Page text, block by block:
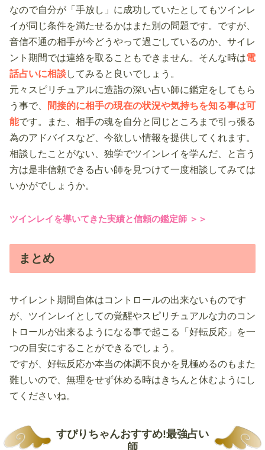
なので自分が「手放し」に成功していたとしてもツインレ
イが同じ条件を満たせるかはまた別の問題です。ですが、
音信不通の相手が今どうやって過ごしているのか、サイレ
ント期間では連絡を取ることもできません。そんな時は電
話占いに相談してみると良いでしょう。
元々スピリチュアルに造詣の深い占い師に鑑定をしてもら
う事で、
間接的に相手の現在の状況や気持ちを知る事は可
能です。また、相手の魂を自分と同じところまで引っ張る
為のアドバイスなど、今欲しい情報を提供してくれます。
相談したことがない、独学でツインレイを学んだ、と言う
方は是非信頼できる占い師を見つけて一度相談してみては
いかがでしょうか。
ツインレイを導いてきた実績と信頼の鑑定師 ＞＞
まとめ
サイレント期間自体はコントロールの出来ないものです
が、ツインレイとしての覚醒やスピリチュアルな力のコン
トロールが出来るようになる事で起こる「好転反応」を一
つの目安にすることができるでしょう。
ですが、好転反応か本当の体調不良かを見極めるのもまた
難しいので、無理をせず休める時はきちんと休むようにし
てくださいね。
すぴりちゃんおすすめ!最強占い
師